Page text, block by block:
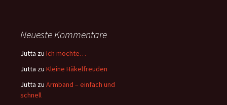
Neueste Kommentare
Jutta zu Ich möchte…
Jutta zu Kleine Häkelfreuden
Jutta zu Armband – einfach und
schnell